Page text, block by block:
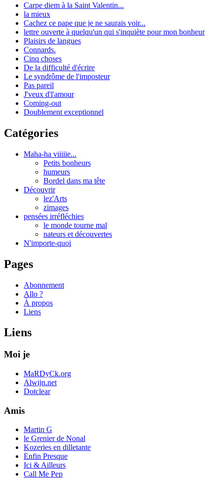
Carpe diem à la Saint Valentin...
la mieux
Cachez ce pape que je ne saurais voir...
lettre ouverte à quelqu'un qui s'inquiète pour mon bonheur
Plaisirs de langues
Connards.
Cinq choses
De la difficulté d'écrire
Le syndrôme de l'imposteur
Pas pareil
J'veux d'l'amour
Coming-out
Doublement exceptionnel
Catégories
Maha-ha viiiiie...
Petits bonheurs
humeurs
Bordel dans ma tête
Découvrir
lez'Arts
zimages
pensées irréfléchies
le monde tourne mal
nateurs et découvertes
N'importe-quoi
Pages
Abonnement
Allo ?
À propos
Liens
Liens
Moi je
MaRDyCk.org
Alwijn.net
Dotclear
Amis
Martin G
le Grenier de Nonal
Kozeries en dilletante
Enfin Presque
Ici & Ailleurs
Call Me Pep